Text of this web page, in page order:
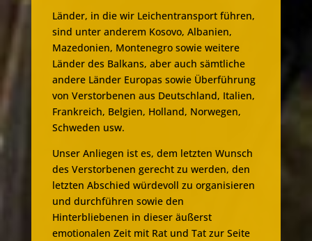
Länder, in die wir Leichentransport führen,
sind unter anderem Kosovo, Albanien,
Mazedonien, Montenegro sowie weitere
Länder des Balkans, aber auch sämtliche
andere Länder Europas sowie Überführung
von Verstorbenen aus Deutschland, Italien,
Frankreich, Belgien, Holland, Norwegen,
Schweden usw.
Unser Anliegen ist es, dem letzten Wunsch
des Verstorbenen gerecht zu werden, den
letzten Abschied würdevoll zu organisieren
und durchführen sowie den
Hinterbliebenen in dieser äußerst
emotionalen Zeit mit Rat und Tat zur Seite